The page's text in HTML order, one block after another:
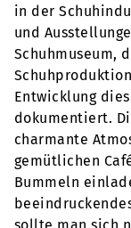
in der
und
Schuhmuseum,
Entwicklung
dokumentiert.
charmante
gemütlichen
Bummeln